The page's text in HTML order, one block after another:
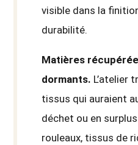
visible dans la
durabilité.
Matières
dormants. L’atelier
tissus qui auraient
déchet ou en
rouleaux, tissus de